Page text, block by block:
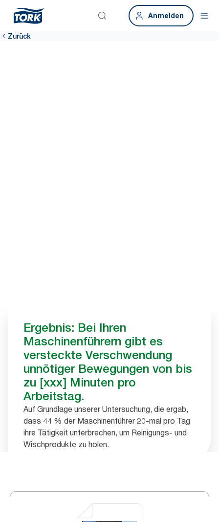
Anmelden
Zurück
Ergebnis: Bei Ihren
Maschinenführern gibt es
versteckte Verschwendung
unnötiger Bewegungen von bis
zu [xxx] Minuten pro
Arbeitstag.
Auf Grundlage unserer Untersuchung, die ergab,
dass 44 % der Maschinenführer 20-mal pro Tag
ihre Tätigkeit unterbrechen, um Reinigungs- und
Wischprodukte zu holen.